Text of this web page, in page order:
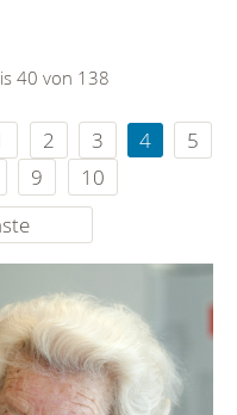
40 von 138
2 3 4
5
9
10